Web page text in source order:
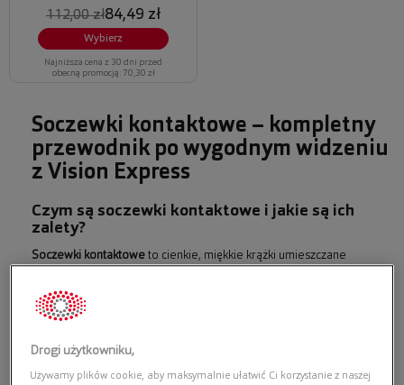
112,00 zł84,49 zł
Wybierz
Najniższa cena z 30 dni przed
obecną promocją: 70,30 zł
Soczewki kontaktowe – kompletny
przewodnik po wygodnym widzeniu
z Vision Express
Czym są soczewki kontaktowe i jakie są ich
zalety?
Soczewki kontaktowe to cienkie, miękkie krążki umieszczane
takich jak hydrożel lub silikon-hydrożel. Poprawiają te same wady
wzroku co okulary –
oku zapewnia naturalne widzenie i pełne pole widzenia, co jest
wygodne przy aktywności fizycznej, prowadzeniu auta czy pracy przy
Drogi użytkowniku,
Używamy plików cookie, aby maksymalnie ułatwić Ci korzystanie z naszej